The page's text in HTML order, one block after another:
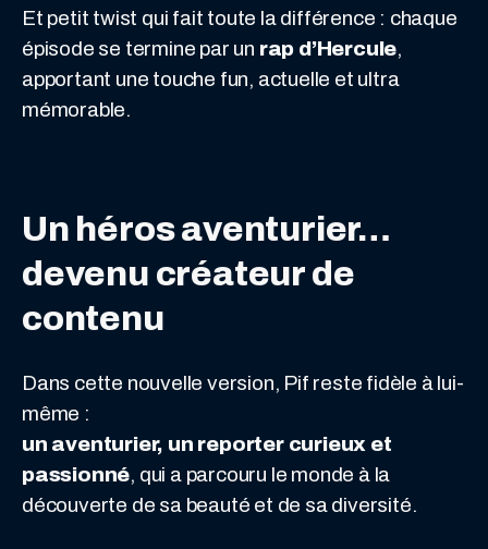
Et petit twist qui fait toute la différence : chaque
épisode se termine par un rap d’Hercule,
apportant une touche fun, actuelle et ultra
mémorable.
Un héros aventurier…
devenu créateur de
contenu
Dans cette nouvelle version, Pif reste fidèle à lui-
même :
un aventurier, un reporter curieux et
passionné, qui a parcouru le monde à la
découverte de sa beauté et de sa diversité.